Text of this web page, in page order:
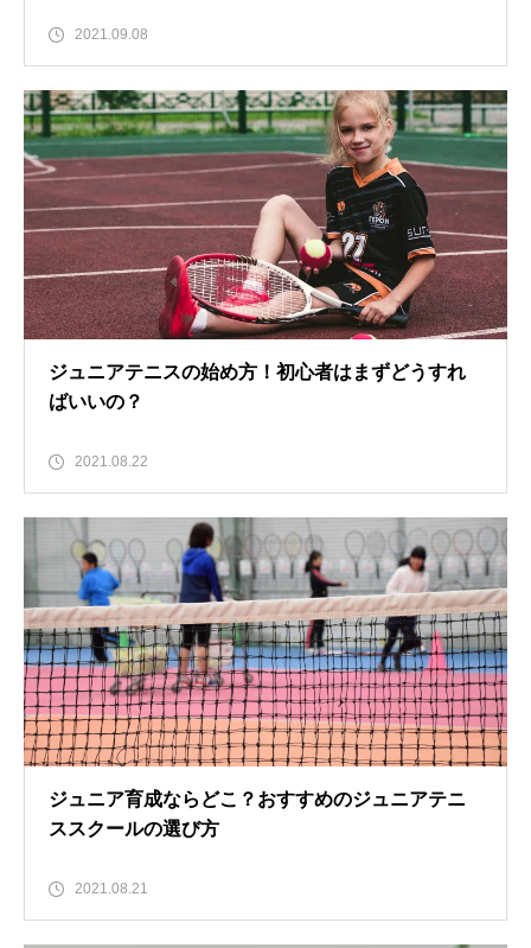
2021.09.08
ジュニアテニスの始め方！初心者はまずどうすれ
ばいいの？
2021.08.22
ジュニア育成ならどこ？おすすめのジュニアテニ
ススクールの選び方
2021.08.21